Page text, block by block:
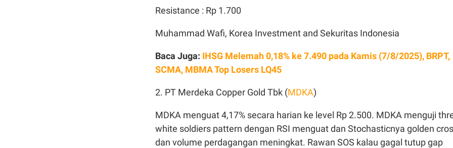
Resistance : Rp 1.700
Muhammad Wafi, Korea Investment and Sekuritas Indonesia
Baca Juga: IHSG Melemah 0,18% ke 7.490 pada Kamis (7/8/2025), BRPT,
SCMA, MBMA Top Losers LQ45
2. PT Merdeka Copper Gold Tbk (MDKA)
MDKA menguat 4,17% secara harian ke level Rp 2.500. MDKA menguji
white soldiers pattern dengan RSI menguat dan Stochasticnya golden
dan volume perdagangan meningkat. Rawan SOS kalau gagal tutup gap